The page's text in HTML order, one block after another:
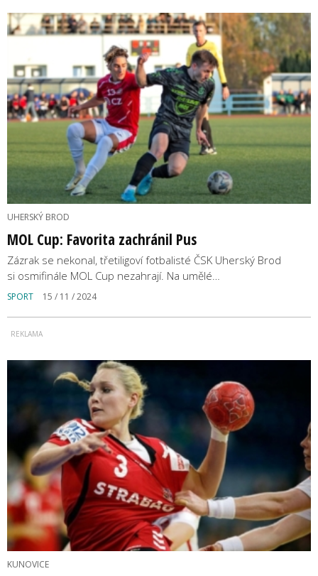
UHERSKÝ BROD
MOL Cup: Favorita zachránil Pus
Zázrak se nekonal, třetiligoví fotbalisté ČSK Uherský Brod
si osmifinále MOL Cup nezahrají. Na umělé…
SPORT 15 / 11 / 2024
KUNOVICE